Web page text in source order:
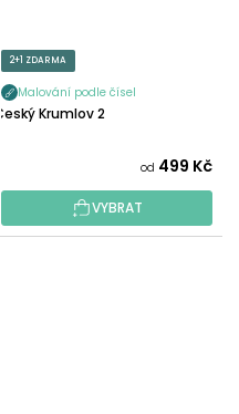
2+1 ZDARMA
Malování podle čísel
Český Krumlov 2
od 499 Kč
VYBRAT